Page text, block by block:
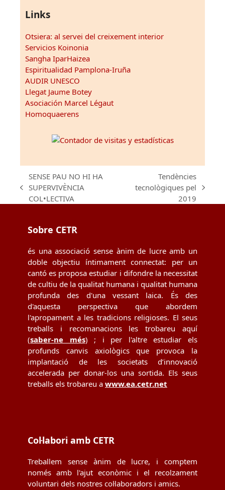
Links
Otsiera: al servei del creixement interior
Servicios Koinonia
Sangha IparHaizea
Espiritualidad Pamplona-Iruña
AUDIR UNESCO
Llegat Jaume Botey
Asociación Marcel Légaut
Homoquaerens
previous
post:
SENSE PAU NO HI HA
SUPERVIVÈNCIA
COL•LECTIVA
next
post:
Tendències
tecnològiques pel
2019
Sobre CETR
és una associació sense ànim de lucre amb un
doble objectiu íntimament connectat: per un
cantó es proposa estudiar i difondre la necessitat
de cultiu de la qualitat humana i qualitat humana
profunda des d'una vessant laica. És des
d'aquesta perspectiva que abordem
l'apropament a les tradicions religioses. El seus
treballs i recomanacions les trobareu aquí
(saber-ne més) ; i per l'altre estudiar els
profunds canvis axiològics que provoca la
implantació de les societats d’innovació
accelerada per donar-los una sortida. Els seus
treballs els trobareu a www.ea.cetr.net
Col·labori amb CETR
Treballem sense ànim de lucre, i comptem
només amb l'ajut econòmic i el recolzament
voluntari dels nostres col·laboradors i amics.